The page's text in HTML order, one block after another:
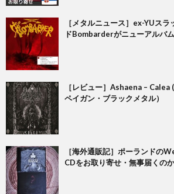
［メタルニュース］ex-YUス
ドBombarderがニューアルバ
［レビュー］Ashaena – Calea
ペイガン・ブラックメタル）
［海外通販記］ポーランドの
CDをお取り寄せ・無事届くの